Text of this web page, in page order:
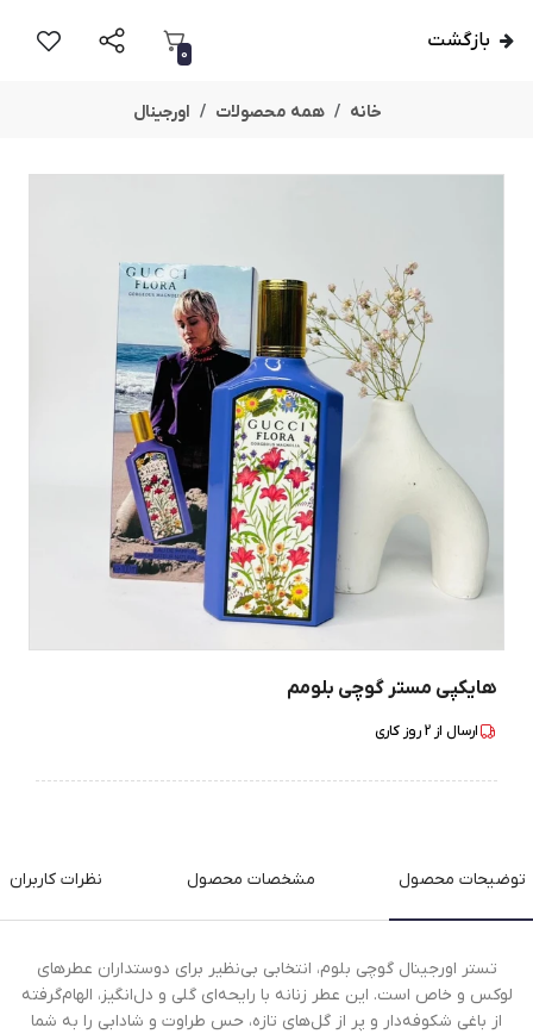
بازگشت
0
خانه همه محصولات اورجینال
هایکپی مستر گوچی بلومم
ارسال از 2روز کاری
توضیحات محصول مشخصات محصول نظرات کاربران
تستر اورجینال گوچی بلوم، انتخابی بی‌نظیر برای دوستداران عطرهای
لوکس و خاص است. این عطر زنانه با رایحه‌ای گلی و دل‌انگیز، الهام‌گرفته
از باغی شکوفه‌دار و پر از گل‌های تازه، حس طراوت و شادابی را به شما